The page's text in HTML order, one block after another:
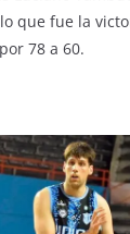
que fue la
78 a 60.